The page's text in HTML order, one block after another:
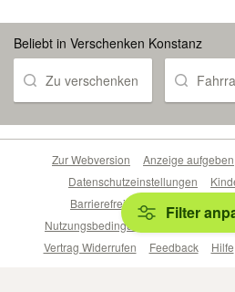
Beliebt in Verschenken Konstanz
Zu verschenken
Filter
Zur Webversion Anzeige aufgeben
Datenschutzeinstellungen
Barrierefreiheitserklärung
Nutzungsbedingungen
Beliebte
Vertrag Widerrufen
Feedback Hilfe